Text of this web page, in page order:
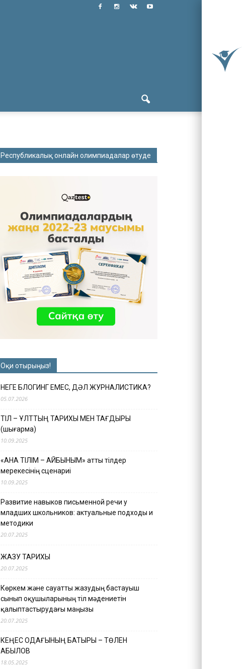
Республикалық онлайн олимпиадалар өтуде
Оқи отырыңыз!
НЕГЕ БЛОГИНГ ЕМЕС, ДӘЛ ЖУРНАЛИСТИКА?
05.07.2026
ТІЛ – ҰЛТТЫҢ ТАРИХЫ МЕН ТАҒДЫРЫ
(шығарма)
10.09.2025
«АНА ТІЛІМ – АЙБЫНЫМ» атты тілдер
мерекесінің сценариі
10.09.2025
Развитие навыков письменной речи у
младших школьников: актуальные подходы и
методики
20.07.2025
ЖАЗУ ТАРИХЫ
20.07.2025
Көркем және сауатты жазудың бастауыш
сынып оқушыларының тіл мәдениетін
қалыптастырудағы маңызы
20.07.2025
КЕҢЕС ОДАҒЫНЫҢ БАТЫРЫ – ТӨЛЕН
ҚАБЫЛОВ
18.05.2025